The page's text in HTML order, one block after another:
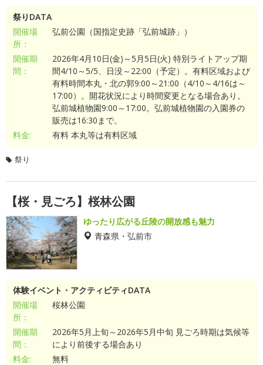
祭りDATA
開催場
所：
弘前公園（国指定史跡「弘前城跡」）
開催期
間：
2026年4月10日(金)～5月5日(火) 特別ライトアップ期
間4/10～5/5、日没～22:00（予定）。有料区域および
有料時間本丸・北の郭9:00～21:00（4/10～4/16は～
17:00）。開花状況により時間変更となる場合あり。
弘前城植物園9:00～17:00。弘前城植物園の入園券の
販売は16:30まで。
料金:
有料 本丸等は有料区域
祭り
【桜・見ごろ】桜林公園
ゆったり広がる丘陵の開放感も魅力
青森県・弘前市
体験イベント・アクティビティDATA
開催場
所：
桜林公園
開催期
間：
2026年5月上旬～2026年5月中旬 見ごろ時期は気候等
により前後する場合あり
料金:
無料